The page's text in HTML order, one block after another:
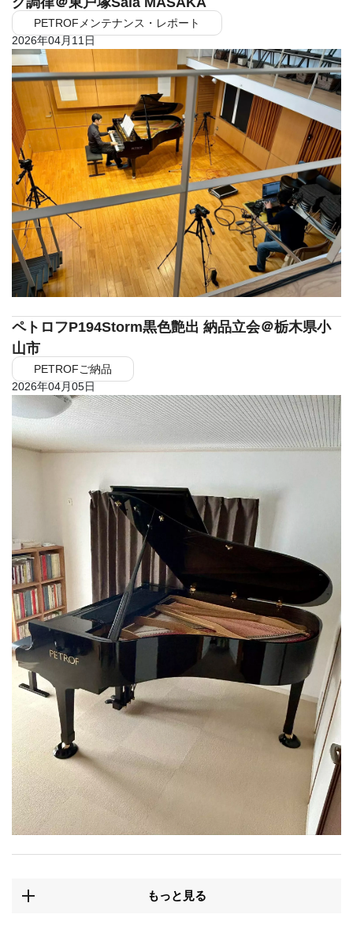
PETROFメンテナンス・レポート
2026年04月11日
ペトロフP194Storm黒色艶出 納品立会＠栃木県小
山市
PETROFご納品
2026年04月05日
もっと見る